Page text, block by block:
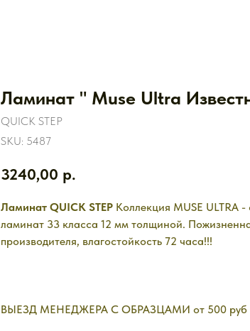
Ламинат " Muse Ultra
QUICK STEP
SKU: 5487
3240,00 р.
Ламинат QUICK STEP Коллекция MUSE ULTRA -
ламинат 33 класса 12 мм толщиной.
производителя, влагостойкость 72 часа!!!
ВЫЕЗД МЕНЕДЖЕРА С ОБРАЗЦАМИ от 500 руб